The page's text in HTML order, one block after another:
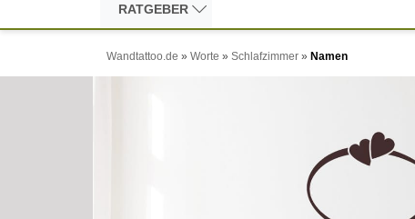
RATGEBER
Wandtattoo.de » Worte » Schlafzimmer » Namen